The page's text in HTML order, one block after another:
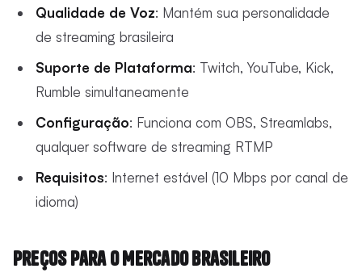
Qualidade de Voz: Mantém sua personalidade
de streaming brasileira
Suporte de Plataforma: Twitch, YouTube, Kick,
Rumble simultaneamente
Configuração: Funciona com OBS, Streamlabs,
qualquer software de streaming RTMP
Requisitos: Internet estável (10 Mbps por canal de
idioma)
Preços para o Mercado Brasileiro